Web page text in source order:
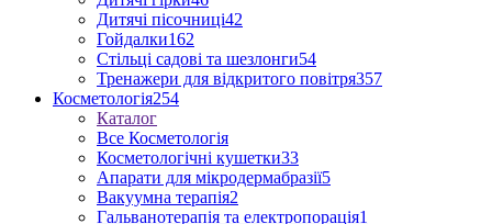
Дитячі пісочниці42
Гойдалки162
Стільці садові та шезлонги54
Тренажери для відкритого повітря357
Косметологія254
Каталог
Все Косметологія
Косметологічні кушетки33
Апарати для мікродермабразії5
Вакуумна терапія2
Гальванотерапія та електропорація1